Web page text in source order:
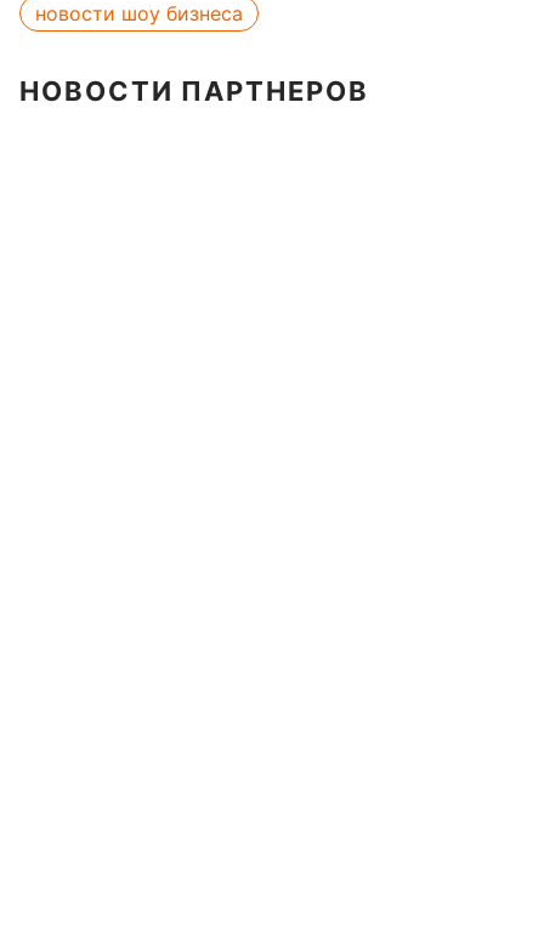
новости шоу бизнеса
НОВОСТИ ПАРТНЕРОВ